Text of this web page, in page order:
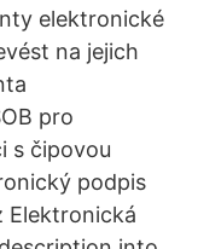
elektronické
na jejich
pro
s čipovou
podpis
Elektronická